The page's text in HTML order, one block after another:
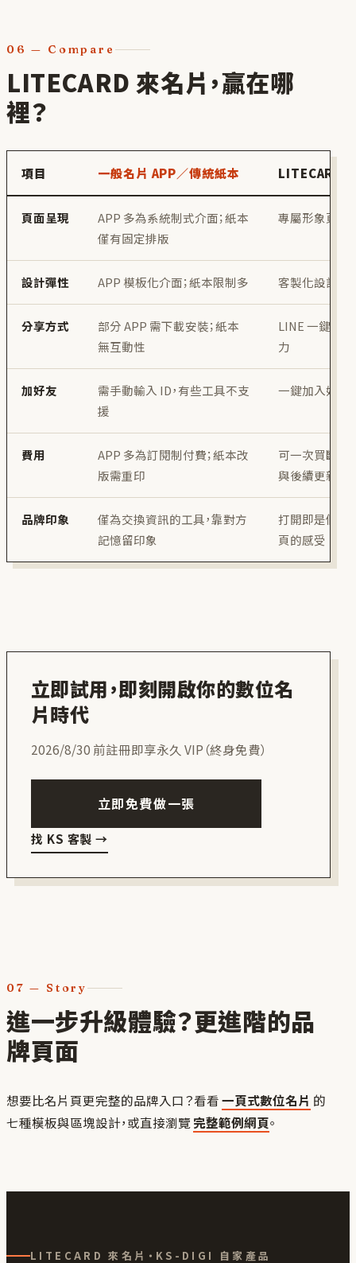
06 — Compare
LITECARD 來名片，贏在哪
裡？
項目 一般名片 APP／傳統紙本 LITECARD
頁面呈現
APP 多為系統制式介面；紙本
僅有固定排版
專屬形象頁、
設計彈性 APP 模板化介面；紙本限制多 客製化設計，
分享方式
部分 APP 需下載安裝；紙本
無互動性
LINE 一鍵分
力
加好友
需手動輸入 ID，有些工具不支
援
一鍵加入好友
費用
APP 多為訂閱制付費；紙本改
版需重印
可一次買斷，
與後續更新功
品牌印象
僅為交換資訊的工具，靠對方
記憶留印象
打開即是個人
頁的感受
立即試用，即刻開啟你的數位名
片時代
2026/8/30 前註冊即享永久 VIP（終身免費）
立即免費做一張
找 KS 客製 →
07 — Story
進一步升級體驗？更進階的品
牌頁面
想要比名片頁更完整的品牌入口？看看一頁式數位名片 的
七種模板與區塊設計，或直接瀏覽 完整範例網頁。
LITECARD 來名片・KS-DIGI 自家產品